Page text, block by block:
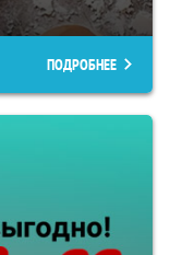
ПОДРОБНЕЕ